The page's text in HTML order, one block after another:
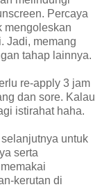
Percaya
mengoleskan
Jadi, memang
tahap lainnya.
re-apply 3 jam
dan sore. Kalau
istirahat haha.
untuk
serta
kerutan di